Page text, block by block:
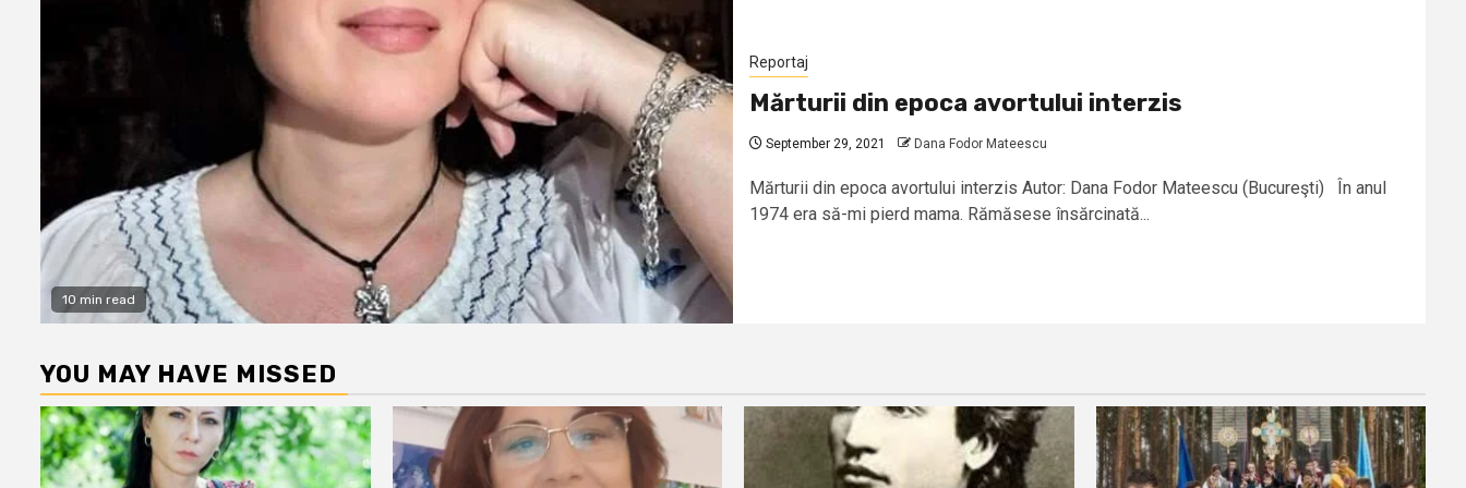
10 min read
Reportaj
Mărturii din epoca avortului interzis
September 29, 2021 Dana Fodor Mateescu
Mărturii din epoca avortului interzis Autor: Dana Fodor Mateescu (Bucureşti) În anul
1974 era să-mi pierd mama. Rămăsese însărcinată...
YOU MAY HAVE MISSED